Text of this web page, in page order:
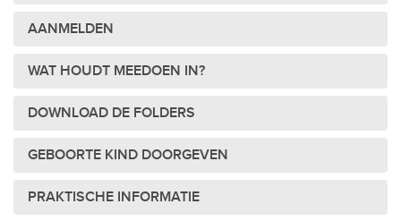
AANMELDEN
WAT HOUDT MEEDOEN IN?
DOWNLOAD DE FOLDERS
GEBOORTE KIND DOORGEVEN
PRAKTISCHE INFORMATIE